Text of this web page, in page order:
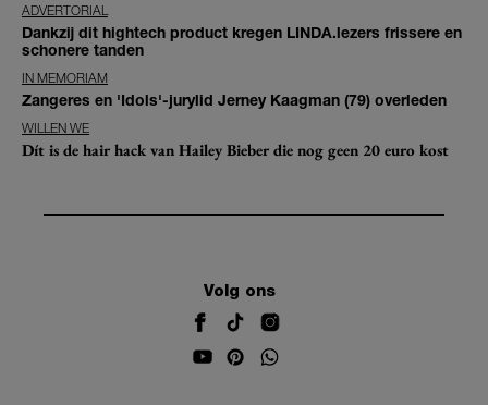
ADVERTORIAL
Dankzij dit hightech product kregen LINDA.lezers frissere en
schonere tanden
IN MEMORIAM
Zangeres en 'Idols'-jurylid Jerney Kaagman (79) overleden
WILLEN WE
Dít is de hair hack van Hailey Bieber die nog geen 20 euro kost
Volg ons